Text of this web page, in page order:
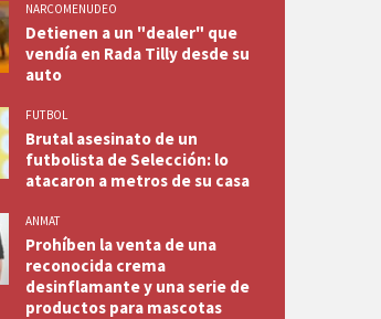
NARCOMENUDEO
Detienen a un "dealer" que
vendía en Rada Tilly desde su
auto
FUTBOL
Brutal asesinato de un
futbolista de Selección: lo
atacaron a metros de su casa
ANMAT
Prohíben la venta de una
reconocida crema
desinflamante y una serie de
productos para mascotas